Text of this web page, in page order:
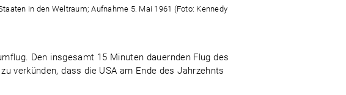
in den Weltraum; Aufnahme 5. Mai 1961 (Foto: Kennedy
Den insgesamt 15 Minuten dauernden Flug des
verkünden, dass die USA am Ende des Jahrzehnts